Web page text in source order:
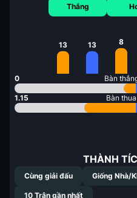
Thắng
13 13 8
0 Bàn
1.15 Bàn
THÀNH
Cùng giải đấu Giống Nhà/
10 Trận gần nhất